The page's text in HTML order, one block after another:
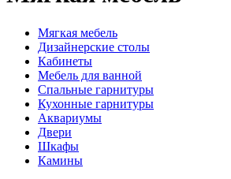
Мягкая мебель
Дизайнерские столы
Кабинеты
Мебель для ванной
Спальные гарнитуры
Кухонные гарнитуры
Аквариумы
Двери
Шкафы
Камины